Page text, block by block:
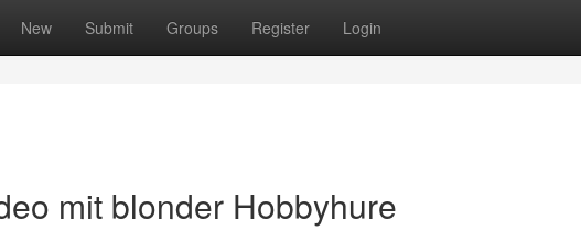
New Submit Groups Register Login
mit blonder Hobbyhure